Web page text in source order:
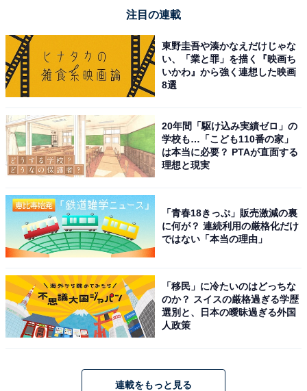
ご利益がある「金運アップ神社」ランキング！
2位「御金神社」、1位は？
1 2
注目の連載
東野圭吾や湊かなえだけじゃな
い、「業と罪」を描く『映画ち
いかわ』から強く連想した映画
8選
20年間「駆け込み実績ゼロ」の
学校も…「こども110番の家」
は本当に必要？ PTAが直面する
理想と現実
「青春18きっぷ」販売激減の裏
に何が？ 連続利用の厳格化だけ
ではない「本当の理由」
「移民」に冷たいのはどっちな
のか？ スイスの厳格過ぎる学歴
選別と、日本の曖昧過ぎる外国
人政策
連載をもっと見る